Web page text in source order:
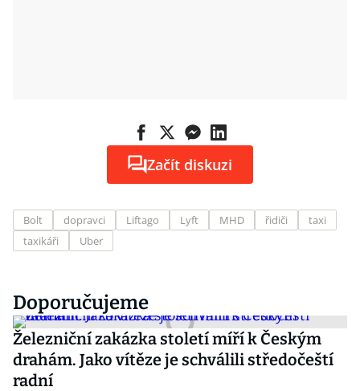
Začít diskuzi
Bolt dopravci Liftago Lyft MHD řidiči
taxi
taxikáři
Uber
Doporučujeme
Železniční zakázka století míří k Českým
drahám. Jako vítěze je schválili středočeští
radní